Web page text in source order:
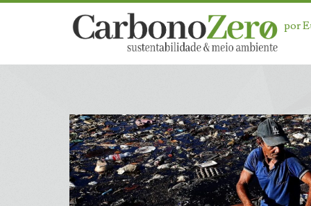
por
<span>Saneamento
Ambiental</span>